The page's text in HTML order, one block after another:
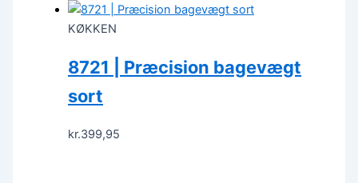
KØKKEN
8721 | Præcision bagevægt
sort
kr.399,95